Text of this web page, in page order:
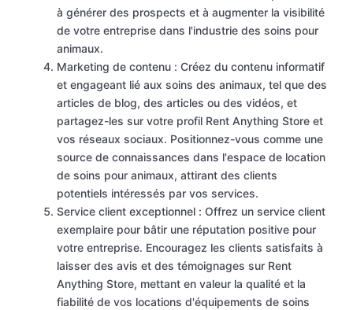
à générer des prospects et à augmenter la visibilité
de votre entreprise dans l'industrie des soins pour
animaux.
Marketing de contenu : Créez du contenu informatif
et engageant lié aux soins des animaux, tel que des
articles de blog, des articles ou des vidéos, et
partagez-les sur votre profil Rent Anything Store et
vos réseaux sociaux. Positionnez-vous comme une
source de connaissances dans l'espace de location
de soins pour animaux, attirant des clients
potentiels intéressés par vos services.
Service client exceptionnel : Offrez un service client
exemplaire pour bâtir une réputation positive pour
votre entreprise. Encouragez les clients satisfaits à
laisser des avis et des témoignages sur Rent
Anything Store, mettant en valeur la qualité et la
fiabilité de vos locations d'équipements de soins